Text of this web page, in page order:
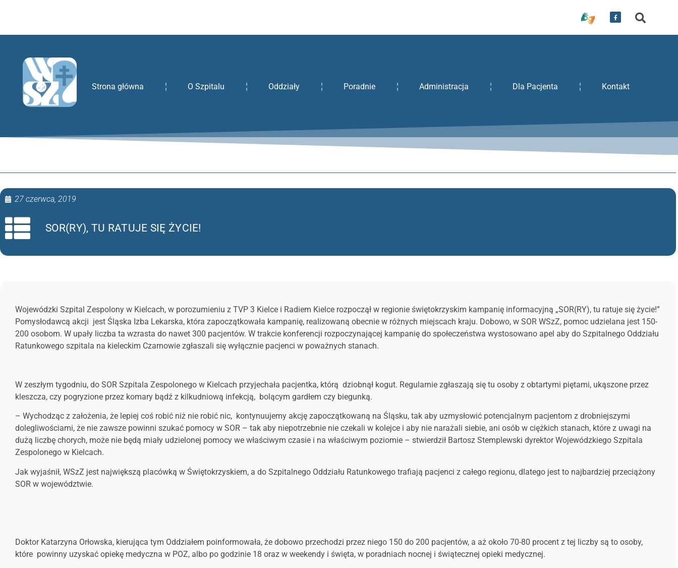
Strona główna O Szpitalu Oddziały Poradnie Administracja Dla Pacjenta Kontakt
27 czerwca, 2019
SOR(RY), TU RATUJE SIĘ ŻYCIE!
Wojewódzki Szpital Zespolony w Kielcach, w porozumieniu z TVP 3 Kielce i Radiem Kielce rozpoczął w regionie świętokrzyskim kampanię informacyjną „SOR(RY), tu ratuje się życie!”
Pomysłodawcą akcji jest Śląska Izba Lekarska, która zapoczątkowała kampanię, realizowaną obecnie w różnych miejscach kraju. Dobowo, w SOR WSzZ, pomoc udzielana jest 150-
200 osobom. W upały liczba ta wzrasta do nawet 300 pacjentów. W trakcie konferencji rozpoczynającej kampanię do społeczeństwa wystosowano apel aby do Szpitalnego Oddziału
Ratunkowego szpitala na kieleckim Czarnowie zgłaszali się wyłącznie pacjenci w poważnych stanach.
W zeszłym tygodniu, do SOR Szpitala Zespolonego w Kielcach przyjechała pacjentka, którą dziobnął kogut. Regularnie zgłaszają się tu osoby z obtartymi piętami, ukąszone przez
kleszcza, czy pogryzione przez komary bądź z kilkudniową infekcją, bolącym gardłem czy biegunką.
– Wychodząc z założenia, że lepiej coś robić niż nie robić nic, kontynuujemy akcję zapoczątkowaną na Śląsku, tak aby uzmysłowić potencjalnym pacjentom z drobniejszymi
dolegliwościami, że nie zawsze powinni szukać pomocy w SOR – tak aby niepotrzebnie nie czekali w kolejce i aby nie narażali siebie, ani osób w ciężkich stanach, które z uwagi na
dużą liczbę chorych, może nie będą miały udzielonej pomocy we właściwym czasie i na właściwym poziomie – stwierdził Bartosz Stemplewski dyrektor Wojewódzkiego Szpitala
Zespolonego w Kielcach.
Jak wyjaśnił, WSzZ jest największą placówką w Świętokrzyskiem, a do Szpitalnego Oddziału Ratunkowego trafiają pacjenci z całego regionu, dlatego jest to najbardziej przeciążony
SOR w województwie.
Doktor Katarzyna Orłowska, kierująca tym Oddziałem poinformowała, że dobowo przechodzi przez niego 150 do 200 pacjentów, a aż około 70-80 procent z tej liczby są to osoby,
które powinny uzyskać opiekę medyczna w POZ, albo po godzinie 18 oraz w weekendy i święta, w poradniach nocnej i świątecznej opieki medycznej.